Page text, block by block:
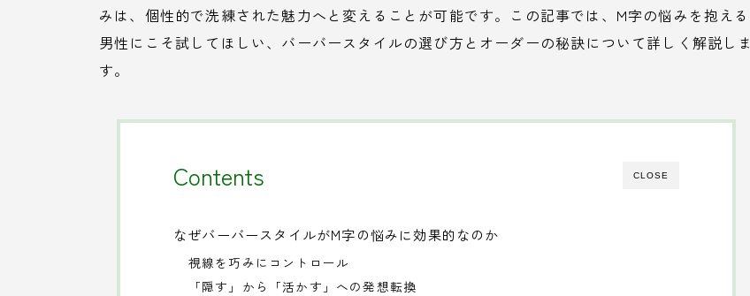
みは、個性的で洗練された魅力へと変えることが可能です。この記事では、M字の悩みを抱える
男性にこそ試してほしい、バーバースタイルの選び方とオーダーの秘訣について詳しく解説しま
す。
CLOSE
Contents
なぜバーバースタイルがM字の悩みに効果的なのか
視線を巧みにコントロール
「隠す」から「活かす」への発想転換